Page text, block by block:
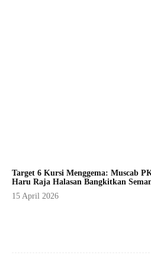
Target 6 Kursi Menggema: Muscab
Haru Raja Halasan Bangkitkan
15 April 2026